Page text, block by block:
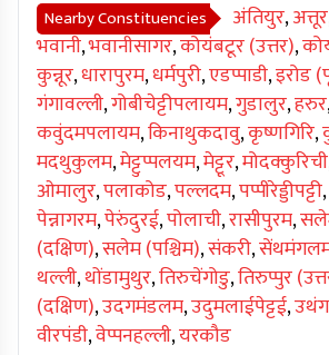
Nearby Constituencies अंतियुर,अत्तूर
भवानी,भवानीसागर,कोयंबटूर (उत्तर),
कुन्नूर,धारापुरम,धर्मपुरी,एडप्पाडी,इरोड
गंगावल्ली,गोबीचेट्टीपलायम,गुडालुर,हरुर
कवुंदमपलायम,किनाथुकदावु,कृष्णगिरि,
मदथुकुलम,मेट्टुप्पलयम,मेट्टूर,मोदक्कुरिची
ओमालुर,पलाकोड,पल्लदम,पप्पीरेड्डीपट्टी,
पेन्नागरम,पेरुंदुरई,पोलाची,रासीपुरम,
(दक्षिण),सलेम (पश्चिम),संकरी,
थल्ली,थोंडामुथुर,तिरुचेंगोडु,तिरुप्पुर
(दक्षिण),उदगमंडलम,उदुमलाईपेट्टई,
वीरपंडी,वेप्पनहल्ली,यरकौड